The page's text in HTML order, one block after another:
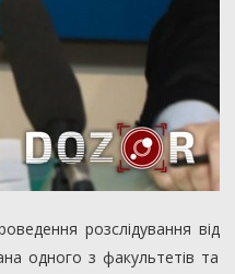
розслідування від
одного з факультетів та